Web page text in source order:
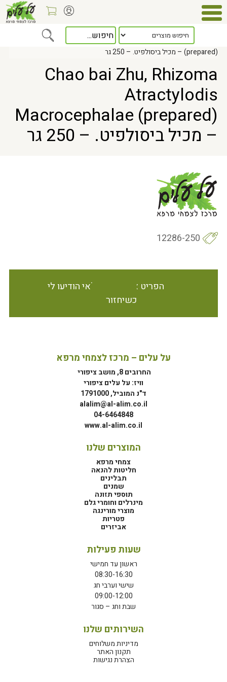
Home> Chao bai Zhu, Rhizoma Atractylodis Macrocephalae
(prepared) – מכיל ביסולפיט. – 250 גר
Chao bai Zhu, Rhizoma
Atractylodis
Macrocephalae (prepared)
– מכיל ביסולפיט. – 250 גר
12286-250
הפריט אינו זמין במלאי הודיעו לי
כשיחזור
על עלים – מרכז לצמחי מרפא
החרובים 8, מושב ציפורי
וויז: על עלים ציפורי
ד"נ המוביל, 1791000
alalim@al-alim.co.il
04-6464848
www.al-alim.co.il
המוצרים שלנו
צמחי מרפא
חליטות להנאה
תבלינים
שמנים
תוספי תזונה
מינרלים וחומרי גלם
מוצרי מורינגה
פטריות
אביזרים
שעות פעילות
ראשון עד חמישי
08:30-16:30
שישי וערבי חג
09:00-12:00
שבת וחג – סגור
השירותים שלנו
מדיניות משלוחים
תקנון האתר
הצהרת נגישות